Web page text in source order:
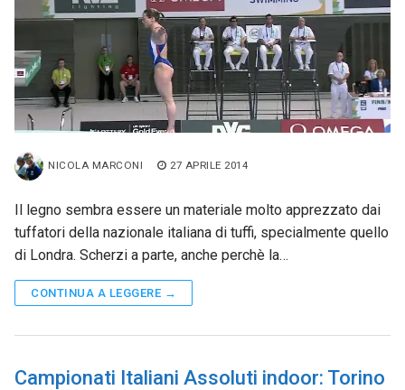
NICOLA MARCONI 27 APRILE 2014
Il legno sembra essere un materiale molto apprezzato dai
tuffatori della nazionale italiana di tuffi, specialmente quello
di Londra. Scherzi a parte, anche perchè la…
CONTINUA A LEGGERE →
Campionati Italiani Assoluti indoor: Torino